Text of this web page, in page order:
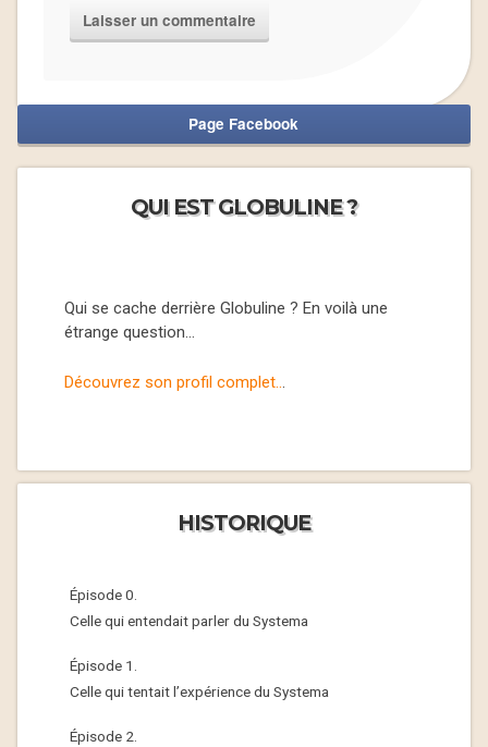
Page Facebook
QUI EST GLOBULINE ?
Qui se cache derrière Globuline ? En voilà une
étrange question…
Découvrez son profil complet...
HISTORIQUE
Épisode 0.
Celle qui entendait parler du Systema
Épisode 1.
Celle qui tentait l’expérience du Systema
Épisode 2.